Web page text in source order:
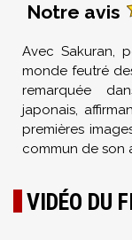
Notre avis
Avec Sakuran,
monde feutré
remarquée
japonais,
premières
commun de son
VIDÉO DU